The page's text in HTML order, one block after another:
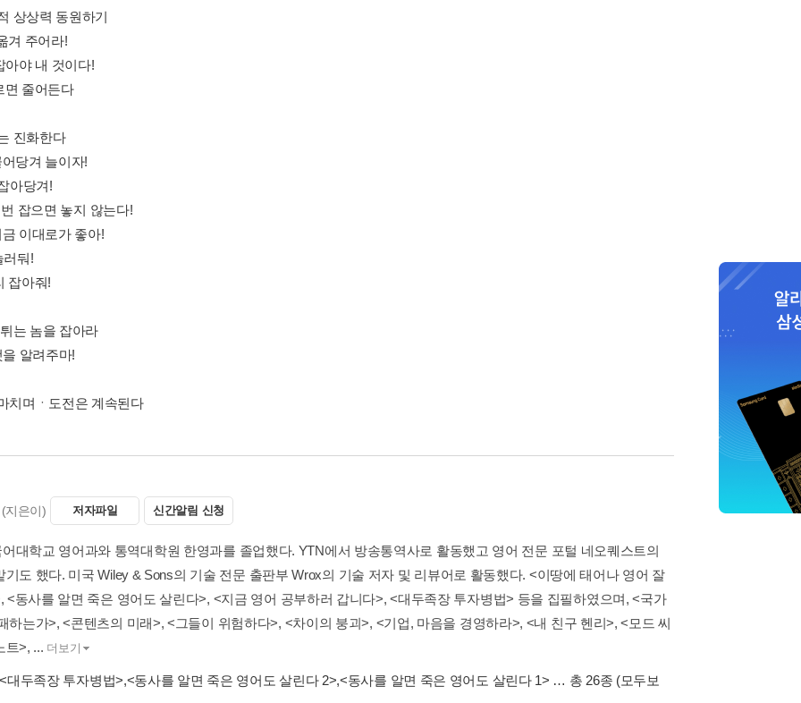
상상력 동원하기
겨 주어라!
아야 내 것이다!
면 줄어든다
진화한다
당겨 늘이자!
아당겨!
잡으면 놓지 않는다!
이대로가 좋아!
러둬!
잡아줘!
는 놈을 잡아라
을 알려주마!
치며ㆍ도전은 계속된다
(지은이) 저자파일 신간알림 신청
대학교 영어과와 통역대학원 한영과를 졸업했다. YTN에서 방송통역사로 활동했고 영어 전문 포털 네오퀘스트의
기도 했다. 미국 Wiley & Sons의 기술 전문 출판부 Wrox의 기술 저자 및 리뷰어로 활동했다. <이땅에 태어나 영어 잘
<동사를 알면 죽은 영어도 살린다>, <지금 영어 공부하러 갑니다>, <대두족장 투자병법> 등을 집필하였으며, <국가
하는가>, <콘텐츠의 미래>, <그들이 위험하다>, <차이의 붕괴>, <기업, 마음을 경영하라>, <내 친구 헨리>, <모드 씨
트>, ... 더보기
<대두족장 투자병법>,<동사를 알면 죽은 영어도 살린다 2>,<동사를 알면 죽은 영어도 살린다 1> … 총 26종 (모두보